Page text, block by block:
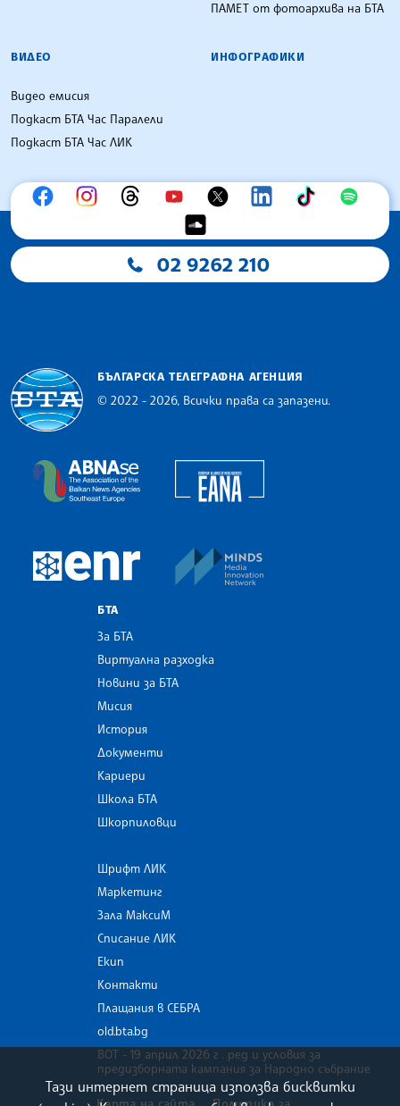
ПАМЕТ от фотоархива на БТА
ВИДЕО
Видео емисия
Подкаст БТА Час Паралели
Подкаст БТА Час ЛИК
ИНФОГРАФИКИ
02 9262 210
БЪЛГАРСКА ТЕЛЕГРАФНА АГЕНЦИЯ
© 2022 - 2026, Всички права са запазени.
The Assocoation of the Balkan News Agencies
European Newsroom
БТА
За БТА
Виртуална разходка
Новини за БТА
Мисия
История
Документи
Кариери
Школа БТА
Шкорпиловци
Шрифт ЛИК
Маркетинг
Зала МаксиМ
Списание ЛИК
Екип
Контакти
Плащания в СЕБРА
old.bta.bg
ВОТ - 19 април 2026 г . ред и условия за
предизборната кампания за Народно събрание
Тази интернет страница използва бисквитки